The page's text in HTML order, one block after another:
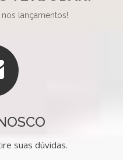
lançamentos!
suas dúvidas.